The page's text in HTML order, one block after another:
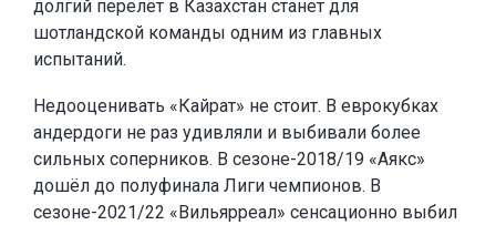
долгий перелёт в Казахстан станет для
шотландской команды одним из главных
испытаний.
Недооценивать «Кайрат» не стоит. В еврокубках
андердоги не раз удивляли и выбивали более
сильных соперников. В сезоне-2018/19 «Аякс»
дошёл до полуфинала Лиги чемпионов. В
сезоне-2021/22 «Вильярреал» сенсационно выбил